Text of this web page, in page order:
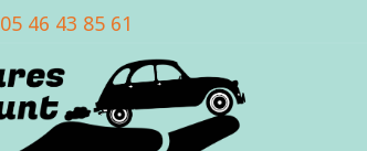
05 46 43 85 61